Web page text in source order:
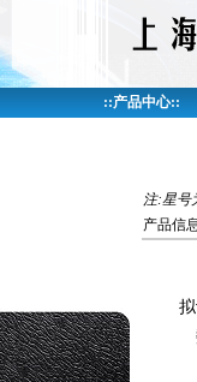
::产品中心::
注:星号
产品信